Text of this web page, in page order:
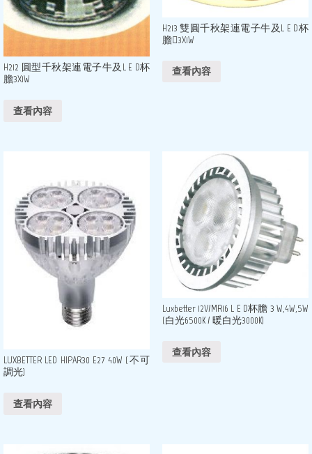
H212 圓型千秋架連電子牛及L E D杯
膽3X1W
查看內容
H213 雙圓千秋架連電子牛及L E D杯
膽3X1W
查看內容
LUXBETTER LED HIPAR30 E27 40W (不可
調光)
查看內容
Luxbetter 12V/MR16 L E D杯膽 3 W,4W,5W
(白光6500K / 暖白光3000K)
查看內容